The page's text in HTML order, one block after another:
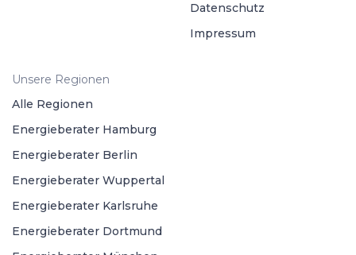
Datenschutz
Impressum
Unsere Regionen
Alle Regionen
Energieberater Hamburg
Energieberater Berlin
Energieberater Wuppertal
Energieberater Karlsruhe
Energieberater Dortmund